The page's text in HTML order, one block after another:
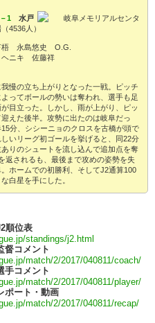
1 水戸
岐阜メモリアルセンタ
4536人）
永島悠史 O.G.
ニキ 佐藤祥
慢の立ち上がりとなった一戦。ピッチ
ってボールの勢いは奪われ、選手も足
目立った。しかし、雨が上がり、ピッ
えた後半。攻勢に出たのは岐阜だっ
分、シシーニョのクロスを古橋が頭で
いリーグ初ゴールを挙げると、同22分
りのシュートを流し込んで追加点を奪
返されるも、最後まで攻めの姿勢を失
ホームでの初勝利、そしてJ2通算100
白星を手にした。
順位表
standings/j2.html
督コメント
match/2/2017/040811/coach/
手コメント
match/2/2017/040811/player/
ポート・動画
match/2/2017/040811/recap/